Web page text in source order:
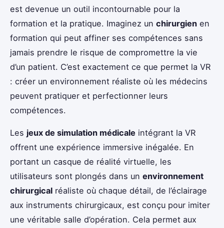
est devenue un outil incontournable pour la
formation et la pratique. Imaginez un chirurgien en
formation qui peut affiner ses compétences sans
jamais prendre le risque de compromettre la vie
d’un patient. C’est exactement ce que permet la VR
: créer un environnement réaliste où les médecins
peuvent pratiquer et perfectionner leurs
compétences.
Les jeux de simulation médicale intégrant la VR
offrent une expérience immersive inégalée. En
portant un casque de réalité virtuelle, les
utilisateurs sont plongés dans un environnement
chirurgical réaliste où chaque détail, de l’éclairage
aux instruments chirurgicaux, est conçu pour imiter
une véritable salle d’opération. Cela permet aux